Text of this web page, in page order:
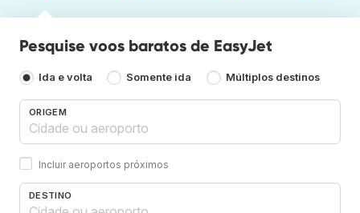
Pesquise voos baratos de EasyJet
Ida e volta Somente ida Múltiplos destinos
ORIGEM
Incluir aeroportos próximos
DESTINO